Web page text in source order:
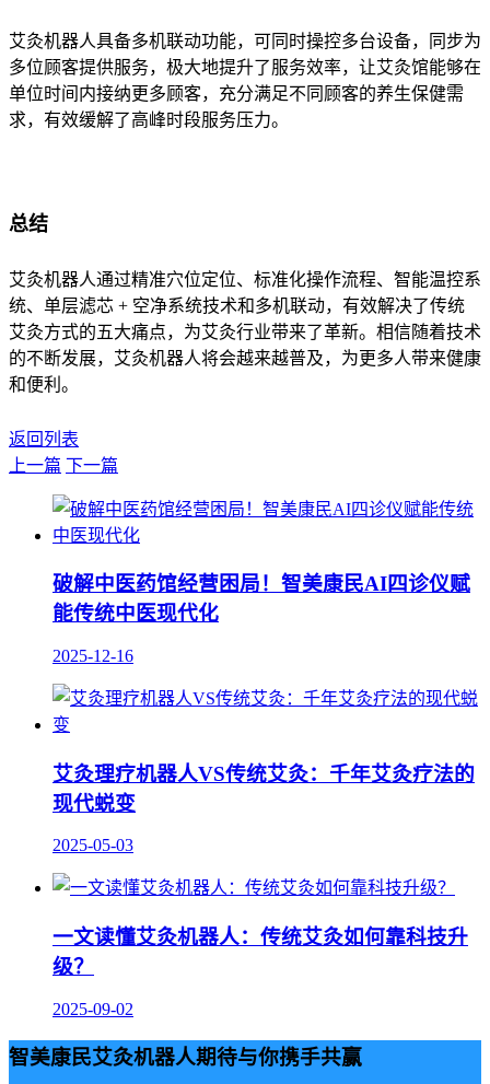
艾灸机器人具备多机联动功能，可同时操控多台设备，同步为
多位顾客提供服务，极大地提升了服务效率，让艾灸馆能够在
单位时间内接纳更多顾客，充分满足不同顾客的养生保健需
求，有效缓解了高峰时段服务压力。
总结
艾灸机器人通过精准穴位定位、标准化操作流程、智能温控系
统、单层滤芯 + 空净系统技术和多机联动，有效解决了传统
艾灸方式的五大痛点，为艾灸行业带来了革新。相信随着技术
的不断发展，艾灸机器人将会越来越普及，为更多人带来健康
和便利。
返回列表
上一篇 下一篇
破解中医药馆经营困局！智美康民AI四诊仪赋
能传统中医现代化
2025-12-16
艾灸理疗机器人VS传统艾灸：千年艾灸疗法的
现代蜕变
2025-05-03
一文读懂艾灸机器人：传统艾灸如何靠科技升
级？
2025-09-02
智美康民艾灸机器人期待与你携手共赢